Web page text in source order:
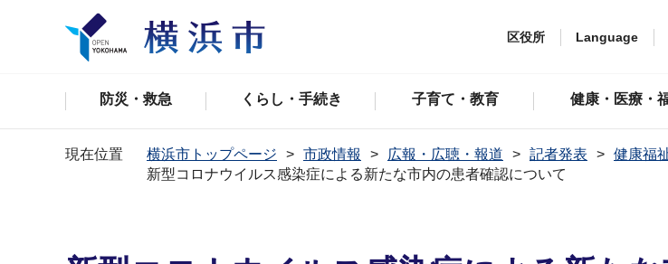
区役所 Language
防災・救急 くらし・手続き 子育て・教育 健康・医療・
現在位置 横浜市トップページ 市政情報 広報・広聴・報道 記者発表 健康福
新型コロナウイルス感染症による新たな市内の患者確認について